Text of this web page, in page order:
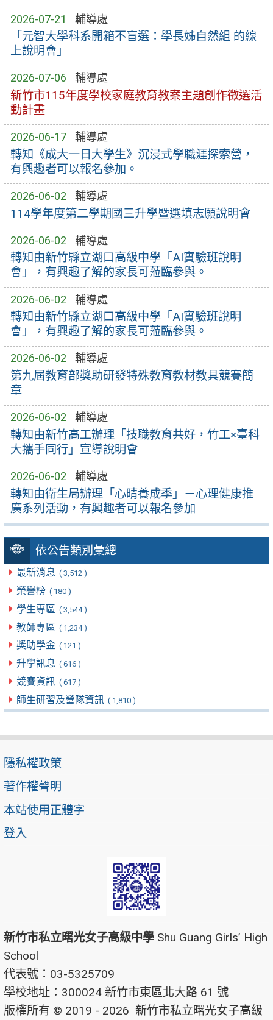
2026-07-21 輔導處
「元智大學科系開箱不盲選：學長姊自然組 的線
上說明會」
2026-07-06 輔導處
新竹市115年度學校家庭教育教案主題創作徵選活
動計畫
2026-06-17 輔導處
轉知《成大一日大學生》沉浸式學職涯探索營，
有興趣者可以報名參加。
2026-06-02 輔導處
114學年度第二學期國三升學暨選填志願說明會
2026-06-02 輔導處
轉知由新竹縣立湖口高級中學「AI實驗班說明
會」，有興趣了解的家長可蒞臨參與。
2026-06-02 輔導處
轉知由新竹縣立湖口高級中學「AI實驗班說明
會」，有興趣了解的家長可蒞臨參與。
2026-06-02 輔導處
第九屆教育部獎助研發特殊教育教材教具競賽簡
章
2026-06-02 輔導處
轉知由新竹高工辦理「技職教育共好，竹工×臺科
大攜手同行」宣導說明會
2026-06-02 輔導處
轉知由衛生局辦理「心晴養成季」－心理健康推
廣系列活動，有興趣者可以報名參加
依公告類別彙總
最新消息 ( 3,512 )
榮譽榜 ( 180 )
學生專區 ( 3,544 )
教師專區 ( 1,234 )
獎助學金 ( 121 )
升學訊息 ( 616 )
競賽資訊 ( 617 )
師生研習及營隊資訊 ( 1,810 )
隱私權政策
著作權聲明
本站使用正體字
登入
新竹市私立曙光女子高級中學 Shu Guang Girls’ High
School
代表號：03-5325709
學校地址：300024 新竹市東區北大路 61 號
版權所有 © 2019 - 2026 新竹市私立曙光女子高級